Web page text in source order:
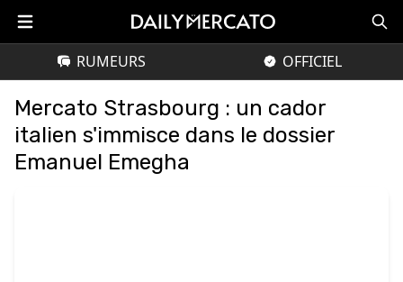
RUMEURS OFFICIEL
Mercato Strasbourg : un cador
italien s'immisce dans le dossier
Emanuel Emegha